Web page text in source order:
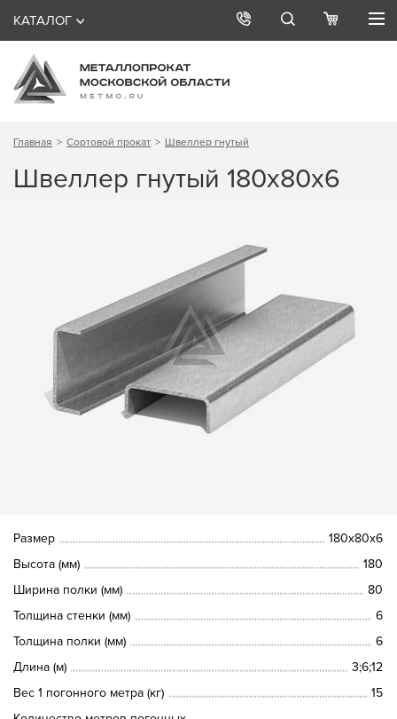
КАТАЛОГ
Главная Сортовой прокат Швеллер гнутый
Швеллер гнутый 180х80х6
Размер
180х80х6
Высота (мм)
180
Ширина полки (мм)
80
Толщина стенки (мм)
6
Толщина полки (мм)
6
Длина (м)
3;6;12
Вес 1 погонного метра (кг)
15